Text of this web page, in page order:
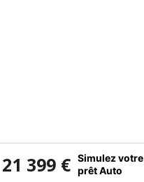
21 399 € Simulez votre
prêt Auto